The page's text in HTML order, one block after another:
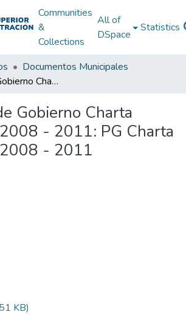
Communities
&
Collections
All of
DSpace
Statistics
Documentos Municipales
Programa de Gobierno Charta Santander 2008 - 2011: PG Charta Santander 2008 - 2011
Gobierno Charta
- 2011: PG Charta
- 2011
KB)